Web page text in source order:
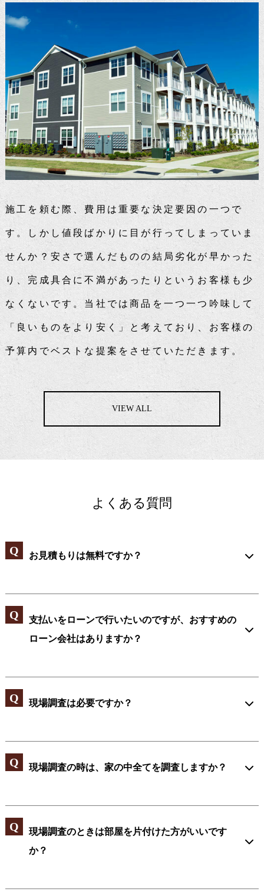
施工を頼む際、費用は重要な決定要因の一つで
す。しかし値段ばかりに目が行ってしまっていま
せんか？安さで選んだものの結局劣化が早かった
り、完成具合に不満があったりというお客様も少
なくないです。当社では商品を一つ一つ吟味して
「良いものをより安く」と考えており、お客様の
予算内でベストな提案をさせていただきます。
VIEW ALL
よくある質問
お見積もりは無料ですか？
支払いをローンで行いたいのですが、おすすめの
ローン会社はありますか？
現場調査は必要ですか？
現場調査の時は、家の中全てを調査しますか？
現場調査のときは部屋を片付けた方がいいです
か？